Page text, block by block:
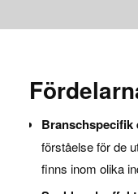
Branschspecifik
förståelse för de
finns inom olika